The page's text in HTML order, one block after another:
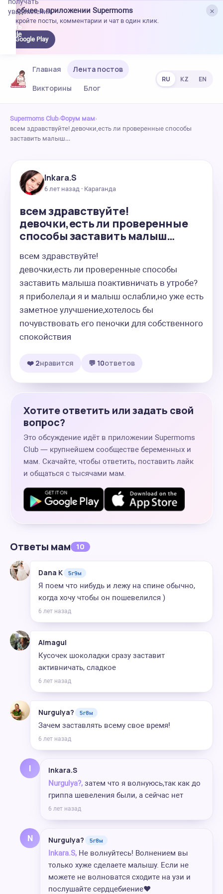
×
Удобнее в приложении Supermoms
Откройте посты, комментарии и чат в один клик.
Google Play
уведомления.
Главная
Лента постов
Викторины
Блог
RU KZ EN
Supermoms Club›Форум мам›
всем здравствуйте! девочки,есть ли проверенные способы
заставить малыш…
Inkara.S
6 лет назад · Караганда
всем здравствуйте!
девочки,есть ли проверенные
способы заставить малыш…
всем здравствуйте!
девочки,есть ли проверенные способы
заставить малыша поактивничать в утробе?
я приболела,и я и малыш ослабли,но уже есть
заметное улучшение,хотелось бы
почувствовать его пеночки для собственного
спокойствия
❤️ 2нравится 💬 10ответов
Хотите ответить или задать свой
вопрос?
Это обсуждение идёт в приложении Supermoms
Club — крупнейшем сообществе беременных и
мам. Скачайте, чтобы ответить, поставить лайк
и общаться с тысячами мам.
Ответы мам 10
Dana K 5г9м
Я поем что нибудь и лежу на спине обычно,
когда хочу чтобы он пошевелился )
6 лет назад
Almagul
Кусочек шоколадки сразу заставит
активничать, сладкое
6 лет назад
Nurgulya? 5г8м
Зачем заставлять всему свое время!
6 лет назад
I Inkara.S
Nurgulya?, затем что я волнуюсь,так как до
гриппа шевеления были, а сейчас нет
6 лет назад
N Nurgulya? 5г8м
Inkara.S, Не волнуйтесь! Волнением вы
только хуже сделаете малышу. Если не
можете не волноватся сходите на узи и
послушайте сердцебиение❤️